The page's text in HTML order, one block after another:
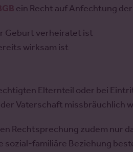
ein Recht auf Anfechtung
Geburt verheiratet ist
wirksam ist
Elternteil oder bei
Vaterschaft missbräuchlich
Rechtsprechung zudem nur
sozial-familiäre Beziehung